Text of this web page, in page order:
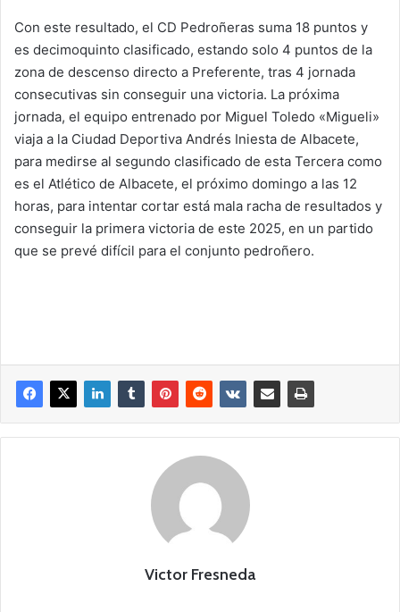
Con este resultado, el CD Pedroñeras suma 18 puntos y
es decimoquinto clasificado, estando solo 4 puntos de la
zona de descenso directo a Preferente, tras 4 jornada
consecutivas sin conseguir una victoria. La próxima
jornada, el equipo entrenado por Miguel Toledo «Migueli»
viaja a la Ciudad Deportiva Andrés Iniesta de Albacete,
para medirse al segundo clasificado de esta Tercera como
es el Atlético de Albacete, el próximo domingo a las 12
horas, para intentar cortar está mala racha de resultados y
conseguir la primera victoria de este 2025, en un partido
que se prevé difícil para el conjunto pedroñero.
Victor Fresneda